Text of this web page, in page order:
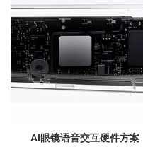
AI眼镜语音交互硬件方案